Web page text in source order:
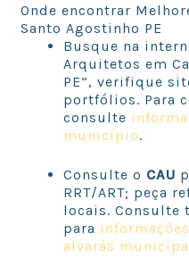
Onde encontrar
Santo Agostinho PE
Busque na
Arquitetos em
PE”, verifique
portfólios. Para
consulte
município.
Consulte o CAU
RRT/ART; peça
locais. Consulte
para
alvarás